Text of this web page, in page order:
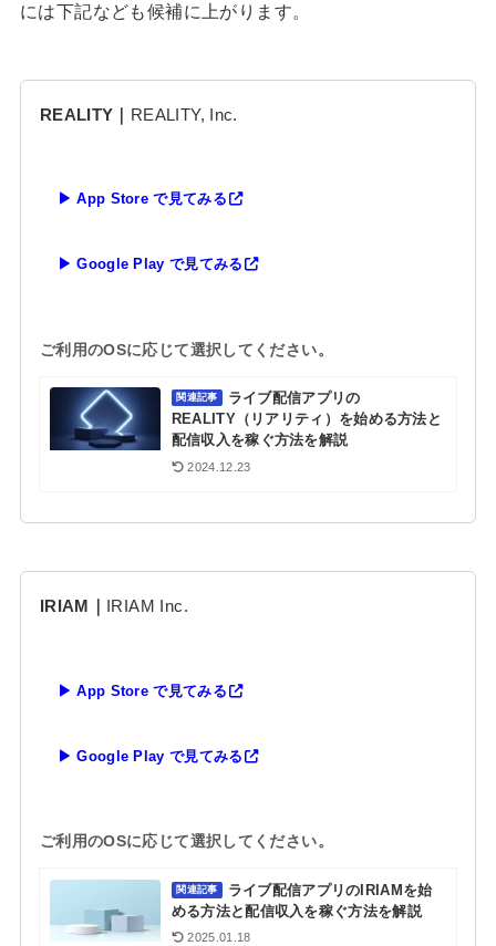
には下記なども候補に上がります。
REALITY｜ REALITY, Inc.
▶ App Store で見てみる
▶ Google Play で見てみる
ご利用のOSに応じて選択してください。
関連記事
ライブ配信アプリの
REALITY（リアリティ）を始める方法と
配信収入を稼ぐ方法を解説
2024.12.23
IRIAM｜ IRIAM Inc.
▶ App Store で見てみる
▶ Google Play で見てみる
ご利用のOSに応じて選択してください。
関連記事
ライブ配信アプリのIRIAMを始
める方法と配信収入を稼ぐ方法を解説
2025.01.18